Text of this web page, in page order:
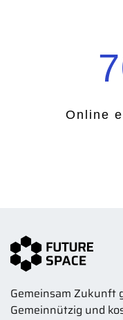
Online
Gemeinsam Zukunft
Gemeinnützig und